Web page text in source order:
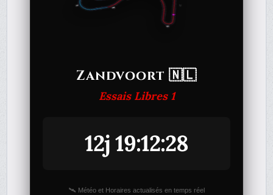
Zandvoort 🇳🇱
Essais Libres 1
12j 19:12:28
🛰️ Météo et Horaires actualisés en temps réel